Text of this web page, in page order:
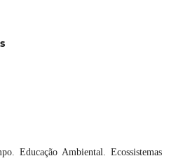
Educação Ambiental. Ecossistemas